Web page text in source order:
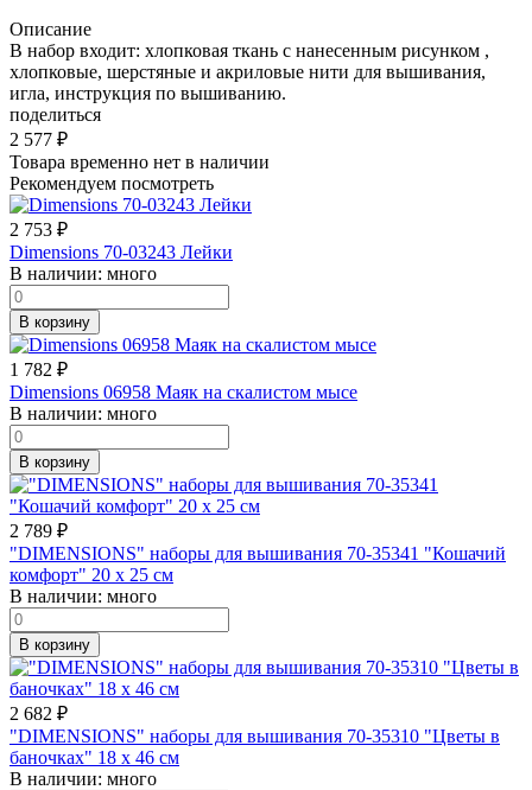
Описание
В набор входит: хлопковая ткань с нанесенным рисунком ,
хлопковые, шерстяные и акриловые нити для вышивания,
игла, инструкция по вышиванию.
поделиться
2 577 ₽
Товара временно нет в наличии
Рекомендуем посмотреть
2 753 ₽
Dimensions 70-03243 Лейки
В наличии: много
В корзину
1 782 ₽
Dimensions 06958 Маяк на скалистом мысе
В наличии: много
В корзину
2 789 ₽
"DIMENSIONS" наборы для вышивания 70-35341 "Кошачий
комфорт" 20 x 25 см
В наличии: много
В корзину
2 682 ₽
"DIMENSIONS" наборы для вышивания 70-35310 "Цветы в
баночках" 18 x 46 см
В наличии: много